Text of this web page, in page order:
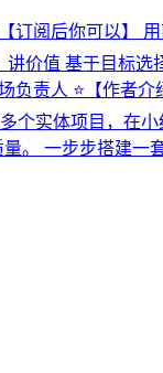
订阅后你可以】
价值 基于目标选
负责人 ⭐【作者介
个实体项目，在
。 一步步搭建一